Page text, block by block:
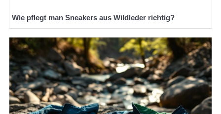
Wie pflegt man Sneakers aus Wildleder richtig?